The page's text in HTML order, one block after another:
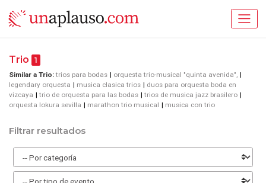
Trio 1
Similar a Trio: trios para bodas
orquesta trio-musical "quinta avenida",
legendary orquesta
musica clasica trios
duos para orquesta boda en
vizcaya
trio de orquesta para las bodas
trios de musica jazz brasilero
orquesta lokura sevilla
marathon trio musical musica con trio
Filtrar resultados